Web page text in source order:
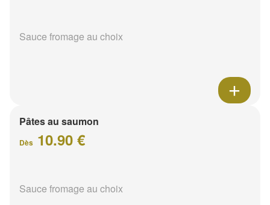
Sauce fromage au choix
Pâtes au saumon
Dès 10.90 €
Sauce fromage au choix